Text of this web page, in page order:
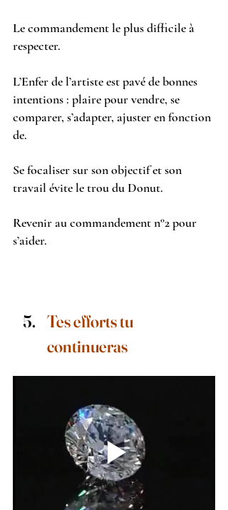
Le commandement le plus difficile à
respecter.
L’Enfer de l’artiste est pavé de bonnes
intentions : plaire pour vendre, se
comparer, s’adapter, ajuster en fonction
de.
Se focaliser sur son objectif et son
travail évite le trou du Donut.
Revenir au commandement n°2 pour
s’aider.
Tes efforts tu
continueras